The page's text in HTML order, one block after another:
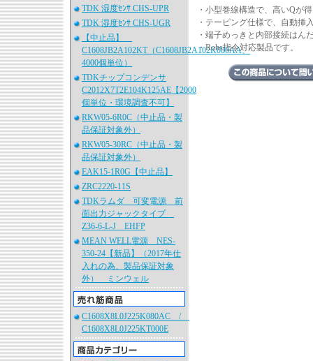
TDK 湿度ｾﾝｻ CHS-UPR
TDK 湿度ｾﾝｻ CHS-UGR
【中止品】
C1608JB2A102KT（C1608JB2A102K080AA、
4000個単位）
TDKチップコンデンサ
C2012X7T2E104K125AE【2000
個単位・環境調査不可】
RKW05-6R0C（中止品・製
品保証対象外）
RKW05-30RC（中止品・製
品保証対象外）
EAK15-1R0G【中止品】
ZRC2220-11S
TDKラムダ 可変電源 前
面出力ジャックタイプ
Z36-6-L-J EHFP
MEAN WELL電源 NES-
350-24【新品】（2017年仕
入れの為、製品保証対象
外） ミンウェル
C1608X8L0J225K080AC /
C1608X8L0J225KT000E
・小型巻線構造で、高いQが
・テーピング仕様で、自動挿
・端子めっきと内部接続はん
・Rohs指令対応製品です。